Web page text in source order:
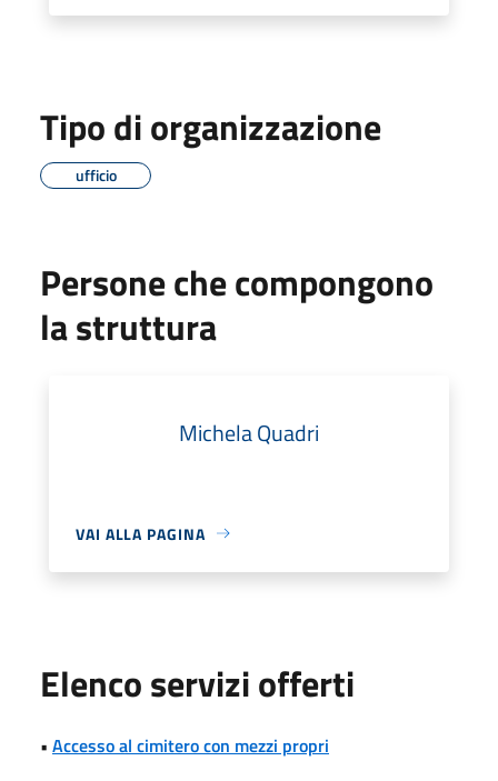
Tipo di organizzazione
ufficio
Persone che compongono
la struttura
Michela Quadri
VAI ALLA PAGINA
Elenco servizi offerti
• Accesso al cimitero con mezzi propri